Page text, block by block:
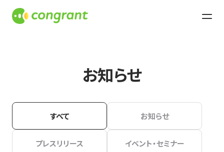
お知らせ
すべて お知らせ
プレスリリース イベント・セミナー